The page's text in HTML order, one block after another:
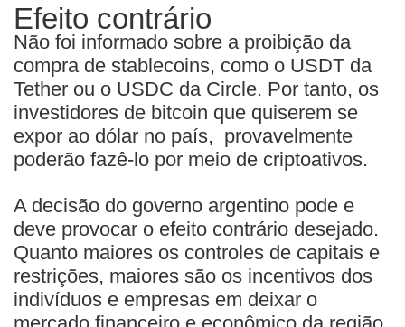
Efeito contrário
Não foi informado sobre a proibição da
compra de stablecoins, como o USDT da
Tether ou o USDC da Circle. Por tanto, os
investidores de bitcoin que quiserem se
expor ao dólar no país, provavelmente
poderão fazê-lo por meio de criptoativos.
A decisão do governo argentino pode e
deve provocar o efeito contrário desejado.
Quanto maiores os controles de capitais e
restrições, maiores são os incentivos dos
indivíduos e empresas em deixar o